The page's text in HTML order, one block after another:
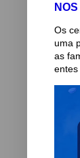
Os
uma
as
entes